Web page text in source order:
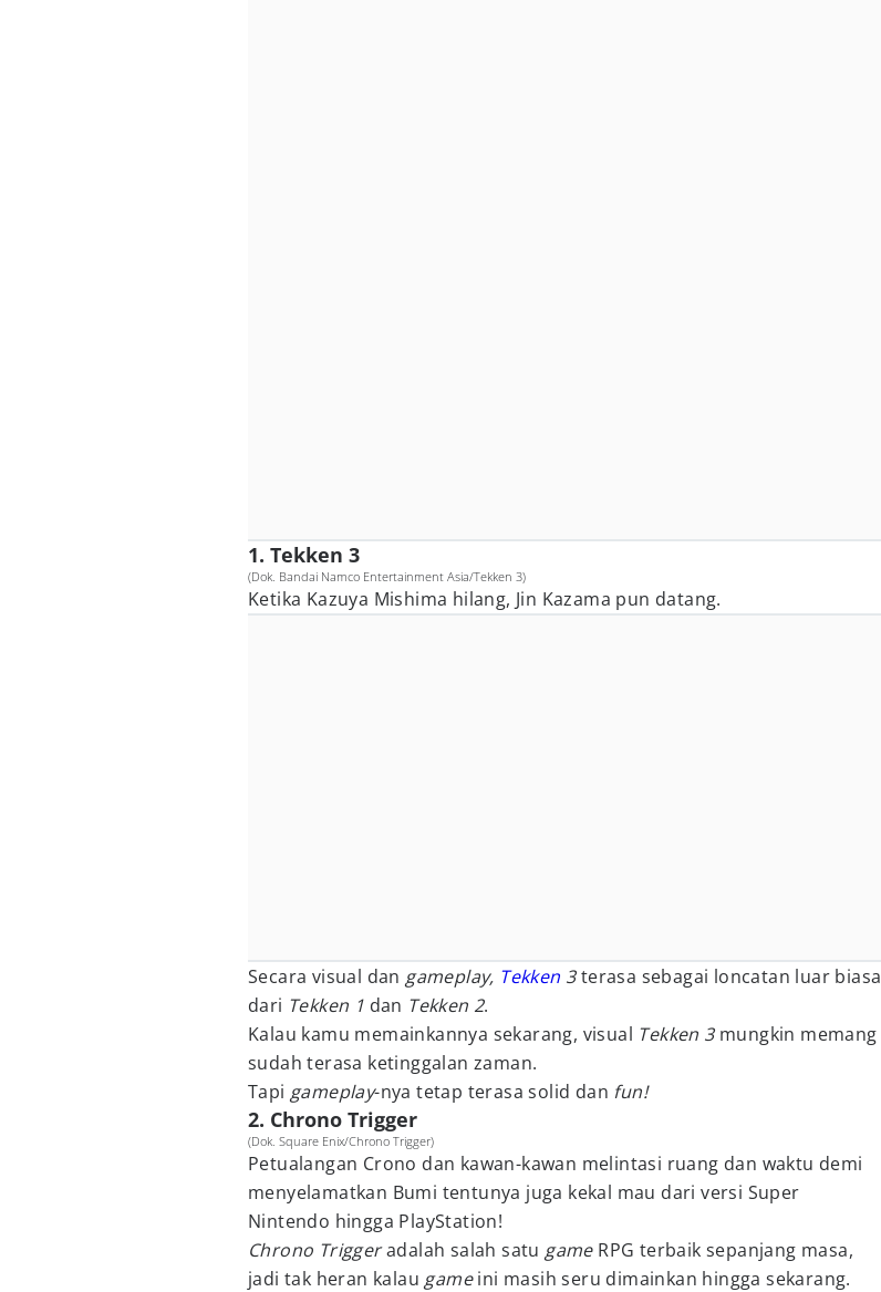
1. Tekken 3
(Dok. Bandai Namco Entertainment Asia/Tekken 3)
Ketika Kazuya Mishima hilang, Jin Kazama pun datang.
Secara visual dan gameplay, Tekken 3terasa sebagai loncatan luar biasa
dari Tekken 1 dan Tekken 2.
Kalau kamu memainkannya sekarang, visual Tekken 3 mungkin memang
sudah terasa ketinggalan zaman.
Tapi gameplay-nya tetap terasa solid dan fun!
2. Chrono Trigger
(Dok. Square Enix/Chrono Trigger)
Petualangan Crono dan kawan-kawan melintasi ruang dan waktu demi
menyelamatkan Bumi tentunya juga kekal mau dari versi Super
Nintendo hingga PlayStation!
Chrono Triggeradalah salah satu game RPG terbaik sepanjang masa,
jadi tak heran kalau gameini masih seru dimainkan hingga sekarang.